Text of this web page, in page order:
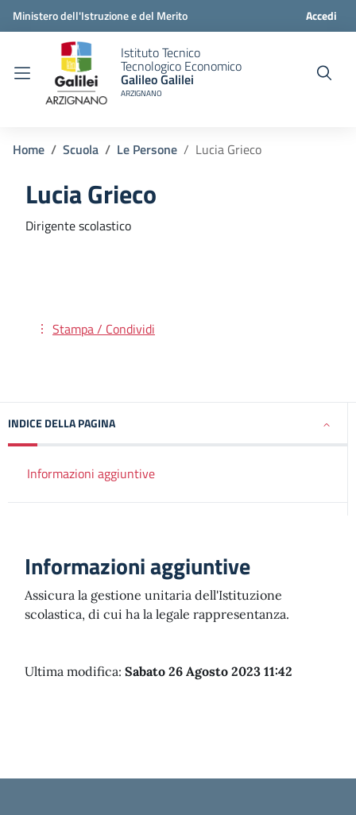
Ministero dell'Istruzione e del Merito Accedi
Istituto Tecnico
Tecnologico Economico
Galileo Galilei
ARZIGNANO
Home Scuola Le Persone Lucia Grieco
Lucia Grieco
Dirigente scolastico
Stampa / Condividi
INDICE DELLA PAGINA
Informazioni aggiuntive
Informazioni aggiuntive
Assicura la gestione unitaria dell'Istituzione
scolastica, di cui ha la legale rappresentanza.
Ultima modifica: Sabato 26 Agosto 2023 11:42